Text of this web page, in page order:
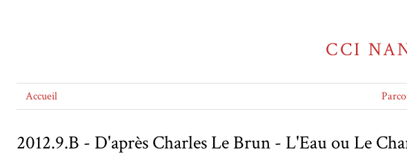
CCI
Accueil
2012.9.B - D'après Charles Le Brun - L'Eau ou Le